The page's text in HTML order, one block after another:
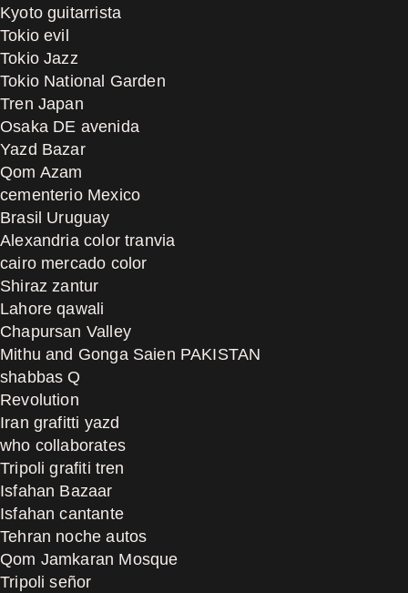
Kyoto guitarrista
Tokio evil
Tokio Jazz
Tokio National Garden
Tren Japan
Osaka DE avenida
Yazd Bazar
Qom Azam
cementerio Mexico
Brasil Uruguay
Alexandria color tranvia
cairo mercado color
Shiraz zantur
Lahore qawali
Chapursan Valley
Mithu and Gonga Saien PAKISTAN
shabbas Q
Revolution
Iran grafitti yazd
who collaborates
Tripoli grafiti tren
Isfahan Bazaar
Isfahan cantante
Tehran noche autos
Qom Jamkaran Mosque
Tripoli señor